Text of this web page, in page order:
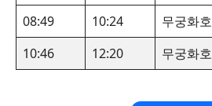
08:49
10:24 무궁화호
10:46
12:20 무궁화호